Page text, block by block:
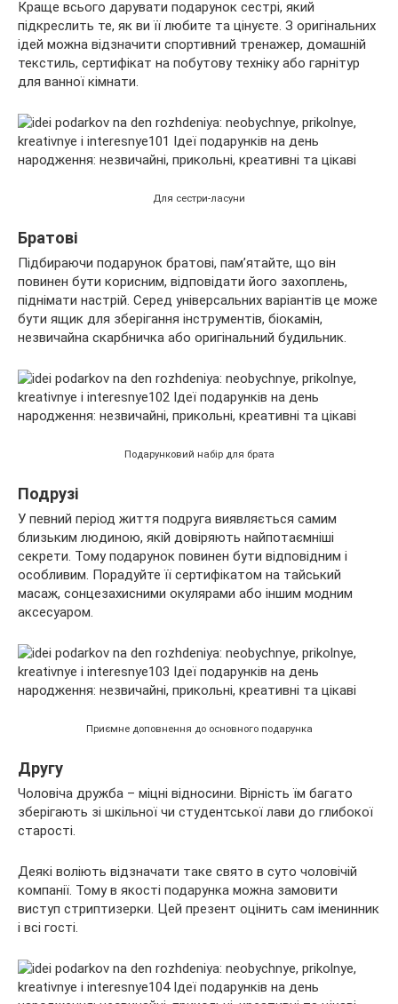
Краще всього дарувати подарунок сестрі, який
підкреслить те, як ви її любите та цінуєте. З оригінальних
ідей можна відзначити спортивний тренажер, домашній
текстиль, сертифікат на побутову техніку або гарнітур
для ванної кімнати.
Для сестри-ласуни
Братові
Підбираючи подарунок братові, пам’ятайте, що він
повинен бути корисним, відповідати його захоплень,
піднімати настрій. Серед універсальних варіантів це може
бути ящик для зберігання інструментів, біокамін,
незвичайна скарбничка або оригінальний будильник.
Подарунковий набір для брата
Подрузі
У певний період життя подруга виявляється самим
близьким людиною, якій довіряють найпотаємніші
секрети. Тому подарунок повинен бути відповідним і
особливим. Порадуйте її сертифікатом на тайський
масаж, сонцезахисними окулярами або іншим модним
аксесуаром.
Приємне доповнення до основного подарунка
Другу
Чоловіча дружба – міцні відносини. Вірність їм багато
зберігають зі шкільної чи студентської лави до глибокої
старості.
Деякі воліють відзначати таке свято в суто чоловічій
компанії. Тому в якості подарунка можна замовити
виступ стриптизерки. Цей презент оцінить сам іменинник
і всі гості.